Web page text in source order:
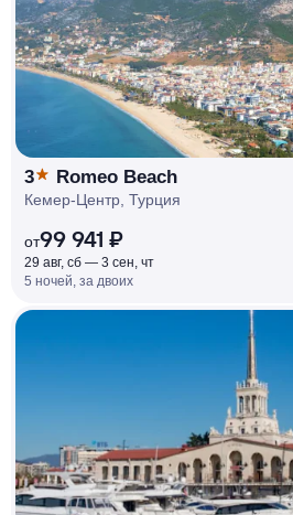
3 Romeo Beach
Кемер-Центр, Турция
от99 941 ₽
29 авг, сб — 3 сен, чт
5 ночей, за двоих
РУБЛЯ
МИ
Д
О 7